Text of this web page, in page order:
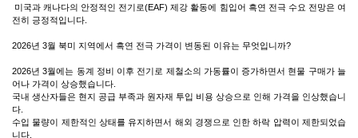
미국과 캐나다의 안정적인 전기로(EAF) 제강 활동에 힘입어 흑연 전극 수요 전망은 여
전히 ​​긍정적입니다.
2026년 3월 북미 지역에서 흑연 전극 가격이 변동된 이유는 무엇입니까?
2026년 3월에는 동계 정비 이후 전기로 제철소의 가동률이 증가하면서 현물 구매가 늘
어나 가격이 상승했습니다.
국내 생산자들은 현지 공급 부족과 원자재 투입 비용 상승으로 인해 가격을 인상했습니
다.
수입 물량이 제한적인 상태를 유지하면서 해외 경쟁으로 인한 하락 압력이 제한되었습
니다.